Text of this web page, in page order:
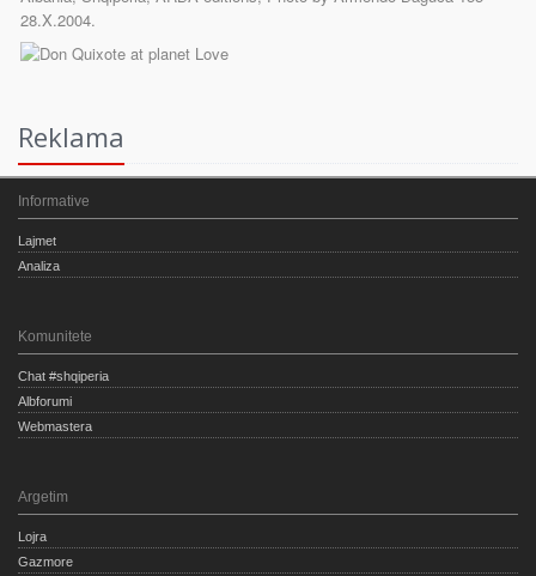
Reklama
Informative
Lajmet
Analiza
Komunitete
Chat #shqiperia
Albforumi
Webmastera
Argetim
Lojra
Gazmore